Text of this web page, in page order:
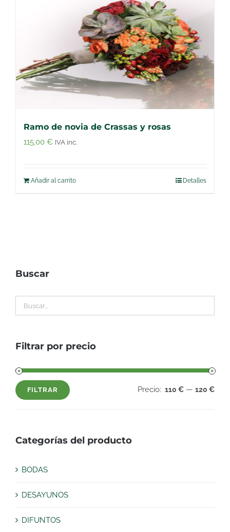
Ramo de novia de Crassas y rosas
115,00 € IVA inc.
Añadir al carrito Detalles
Buscar
Filtrar por precio
Precio
Precio
FILTRAR Precio: 110 € — 120 €
Categorías del producto
BODAS
DESAYUNOS
DIFUNTOS